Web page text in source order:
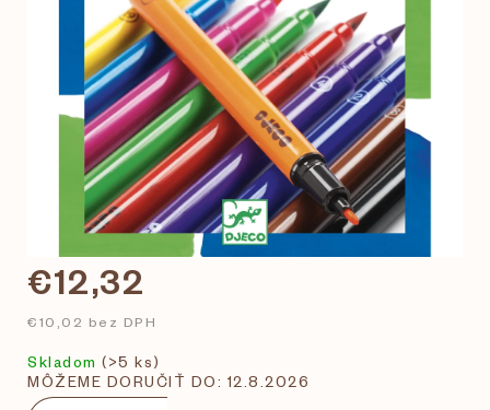
€12,32
€10,02 bez DPH
Skladom (>5 ks)
MÔŽEME DORUČIŤ DO: 12.8.2026